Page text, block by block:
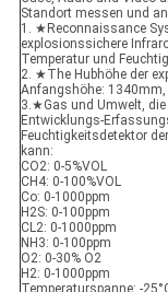
Standort messen und
1. ★Reconnaissance
explosionssichere
Temperatur und
2. ★The Hubhöhe der
Anfangshöhe: 1340mm,
3.★Gas und Umwelt,
Entwicklungs-
Feuchtigkeitsdetektor
kann:
CO2: 0-5%VOL
CH4: 0-100%VOL
Co: 0-1000ppm
H2S: 0-100ppm
CL2: 0-1000ppm
NH3: 0-100ppm
O2: 0-30% O2
H2: 0-1000ppm